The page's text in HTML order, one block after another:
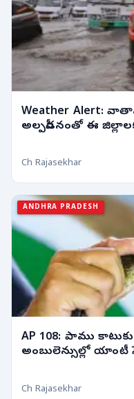
Weather Alert:
Ch Rajasekhar
ANDHRA PRADESH
AP 108: పాము
అంబులెన్సుల్లో యాంటీ
Ch Rajasekhar